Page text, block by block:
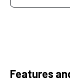
Features